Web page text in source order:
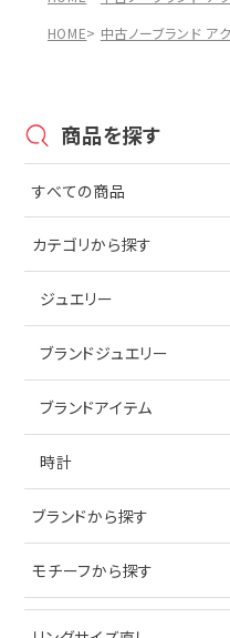
HOME
中古ノーブランド ア
商品を探す
すべての商品
カテゴリから探す
ジュエリー
アイテムで探す
ブレスレット
ブランドジュエリー
アイテムで探す
イヤリング
ブランドアイテム
アイテムで探す
キーケース
時計
ブランドで探す
オメガ
ブランドから探す
ティファニー
ブルガリ
モチーフから探す